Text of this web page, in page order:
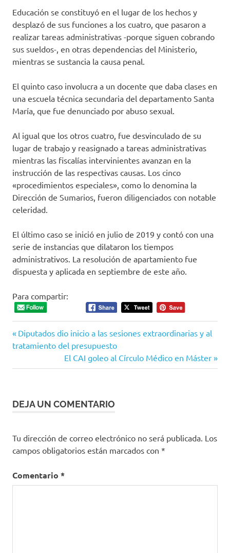
Educación se constituyó en el lugar de los hechos y
desplazó de sus funciones a los cuatro, que pasaron a
realizar tareas administrativas -porque siguen cobrando
sus sueldos-, en otras dependencias del Ministerio,
mientras se sustancia la causa penal.
El quinto caso involucra a un docente que daba clases en
una escuela técnica secundaria del departamento Santa
María, que fue denunciado por abuso sexual.
Al igual que los otros cuatro, fue desvinculado de su
lugar de trabajo y reasignado a tareas administrativas
mientras las fiscalías intervinientes avanzan en la
instrucción de las respectivas causas. Los cinco
«procedimientos especiales», como lo denomina la
Dirección de Sumarios, fueron diligenciados con notable
celeridad.
El último caso se inició en julio de 2019 y contó con una
serie de instancias que dilataron los tiempos
administrativos. La resolución de apartamiento fue
dispuesta y aplicada en septiembre de este año.
Para compartir:
Navegación
Entrada
anterior:
Diputados dio inicio a las sesiones extraordinarias y al
tratamiento del presupuesto
Siguiente
entrada:
El CAI goleo al Círculo Médico en Máster
DEJA UN COMENTARIO
Tu dirección de correo electrónico no será publicada. Los
campos obligatorios están marcados con *
Comentario *